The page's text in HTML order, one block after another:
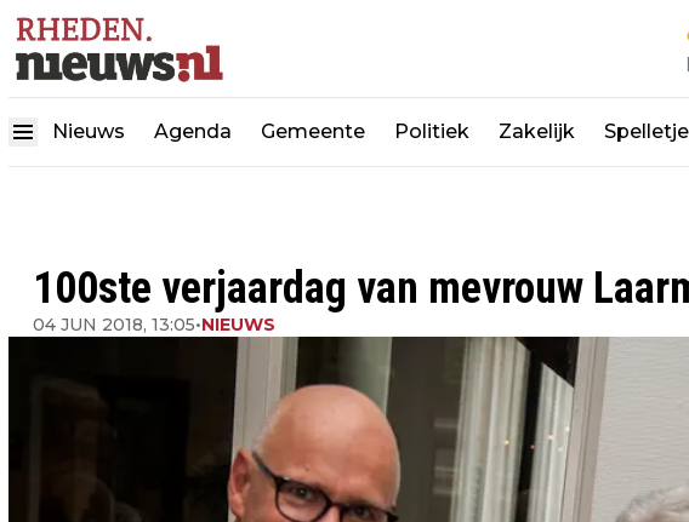
Nieuws Agenda Gemeente Politiek Zakelijk
100ste verjaardag van mevrouw
04 JUN 2018, 13:05•NIEUWS